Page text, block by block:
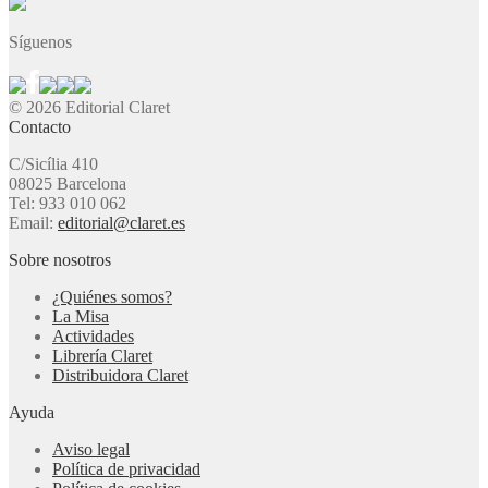
Síguenos
© 2026 Editorial Claret
Contacto
C/Sicília 410
08025 Barcelona
Tel: 933 010 062
Email: editorial@claret.es
Sobre nosotros
¿Quiénes somos?
La Misa
Actividades
Librería Claret
Distribuidora Claret
Ayuda
Aviso legal
Política de privacidad